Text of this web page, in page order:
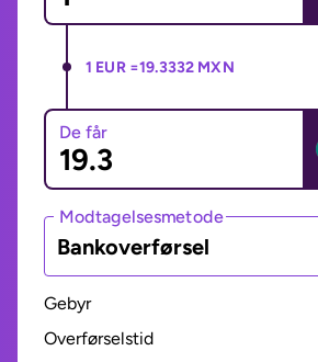
1 EUR =19.3332 MXN
De får
Modtagelsesmetode
Bankoverførsel
Gebyr
Overførselstid